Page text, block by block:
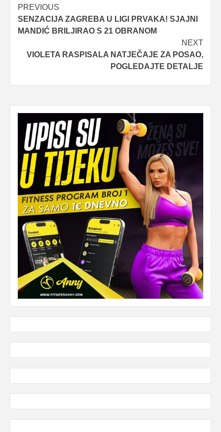
Post
navigation
PREVIOUS
SENZACIJA ZAGREBA U LIGI PRVAKA! SJAJNI
MANDIĆ BRILJIRAO S 21 OBRANOM
NEXT
VIOLETA RASPISALA NATJEČAJE ZA POSAO,
POGLEDAJTE DETALJE